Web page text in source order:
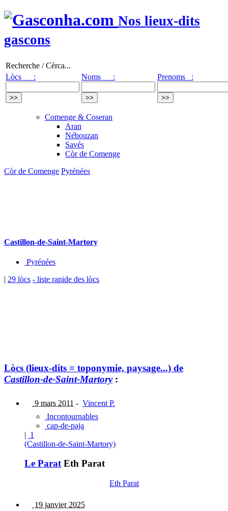
Nos lieux-dits
gascons
Recherche / Cèrca...
Lòcs :
Noms : Prenoms :
Comenge & Coseran
Aran
Nébouzan
Savés
Còr de Comenge
Còr de Comenge Pyrénées
Castillon-de-Saint-Martory
Pyrénées
| 29 lòcs - liste rapide des lòcs
Lòcs (lieux-dits = toponymie, paysage...) de
Castillon-de-Saint-Martory:
9 mars 2011 - Vincent P.
Incontournables
cap-de-paja
| 1
(Castillon-de-Saint-Martory)
Le ParatEth Parat
Eth Parat
19 janvier 2025